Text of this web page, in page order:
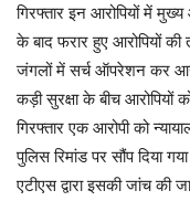
गिरफ्तार इन आरोपियों में मुख्य
के बाद फरार हुए आरोपियों
जंगलों में सर्च ऑपरेशन कर
कड़ी सुरक्षा के बीच आरोपियों
गिरफ्तार एक आरोपी को
पुलिस रिमांड पर सौंप दिया
एटीएस द्वारा इसकी जांच की